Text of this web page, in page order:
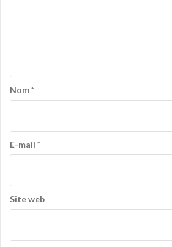
Nom*
E-mail *
Site web